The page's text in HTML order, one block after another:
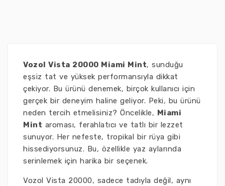
Vozol Vista 20000 Miami Mint, sunduğu
eşsiz tat ve yüksek performansıyla dikkat
çekiyor. Bu ürünü denemek, birçok kullanıcı için
gerçek bir deneyim haline geliyor. Peki, bu ürünü
neden tercih etmelisiniz? Öncelikle, Miami
Mint aroması, ferahlatıcı ve tatlı bir lezzet
sunuyor. Her nefeste, tropikal bir rüya gibi
hissediyorsunuz. Bu, özellikle yaz aylarında
serinlemek için harika bir seçenek.
Vozol Vista 20000, sadece tadıyla değil, aynı